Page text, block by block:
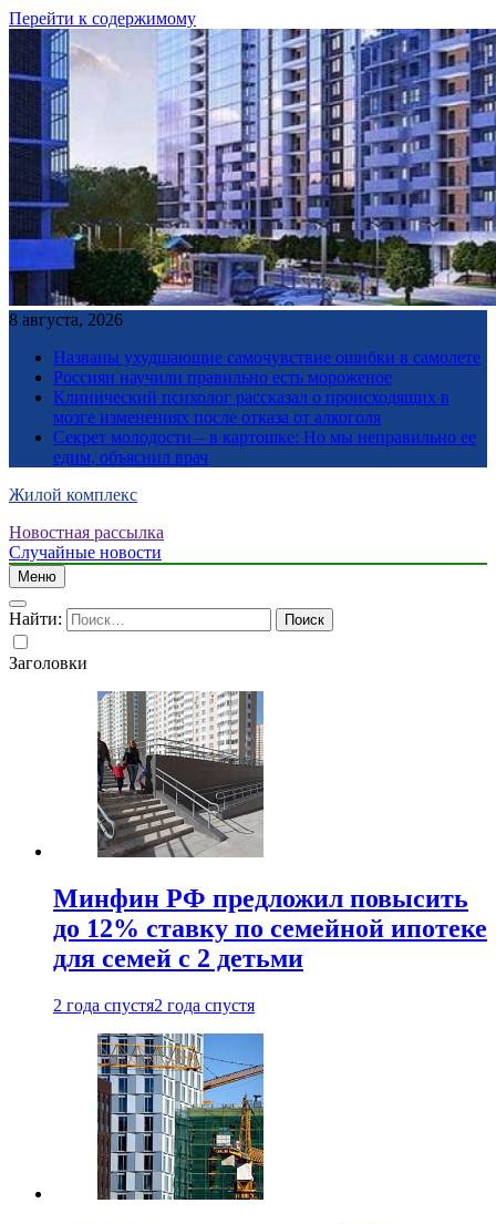
Перейти к содержимому
8 августа, 2026
Названы ухудшающие самочувствие ошибки в самолете
Россиян научили правильно есть мороженое
Клинический психолог рассказал о происходящих в
мозге изменениях после отказа от алкоголя
Секрет молодости – в картошке: Но мы неправильно ее
едим, объяснил врач
Жилой комплекс
Новостная рассылка
Случайные новости
Меню
Найти:
Заголовки
Минфин РФ предложил повысить
до 12% ставку по семейной ипотеке
для семей с 2 детьми
2 года спустя2 года спустя